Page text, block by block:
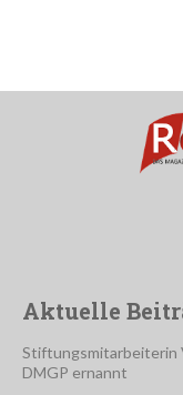
Aktuelle
Stiftungsmitarbeiterin
DMGP ernannt